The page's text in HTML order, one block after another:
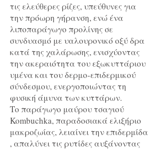
τις ελεύθερες ρίζες, υπεύθυνες για
την πρόωρη γήρανση, ενώ ένα
λιποπαράγωγο προλίνης σε
συνδυασμό με υαλουρονικό οξύ δρα
κατά της χαλάρωσης, ενισχύοντας
την ακεραιότητα του εξωκυττάριου
υμένα και του δερμο-επιδερμικού
σύνδεσμου, ενεργοποιώντας τη
φυσική άμυνα των κυττάρων.
Το παράγωγο μαύρου τσαγιού
Kombuchka, παραδοσιακά ελιξήριο
μακροζωίας, λειαίνει την επιδερμίδα
, απαλύνει τις ρυτίδες αυξάνοντας